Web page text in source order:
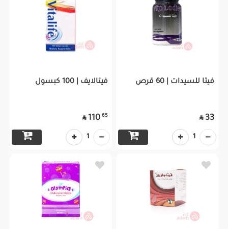
فيتا للسيدات | 60 قرص
33

1
فيتالايف | 100 كبسول
65
110

1